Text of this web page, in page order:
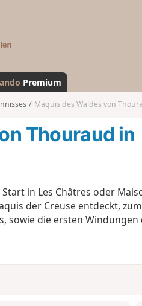
a
n
d
Premium
Maquis des Waldes von
Thouraud in
in Les Châtres oder
der Creuse entdeckt,
sowie die ersten